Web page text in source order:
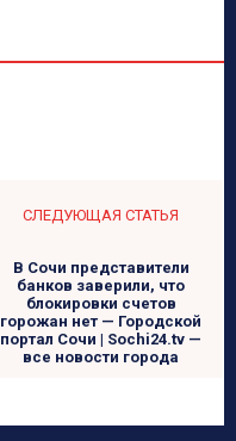
СЛЕДУЮЩАЯ СТАТЬЯ
В Сочи представители
банков заверили, что
блокировки счетов
горожан нет — Городской
портал Сочи | Sochi24.tv —
все новости города